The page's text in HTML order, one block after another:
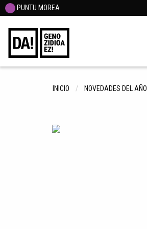
PUNTU MOREA
INICIO NOVEDADES DEL AÑO